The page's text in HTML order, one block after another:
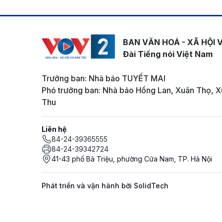
BAN VĂN HOÁ - XÃ HỘI
Đài Tiếng nói Việt Nam
Trưởng ban: Nhà báo TUYẾT MAI
Phó trưởng ban: Nhà báo Hồng Lan, Xuân Thọ,
Thu
Liên hệ
84-24-39365555
84-24-39342724
41-43 phố Bà Triệu, phường Cửa Nam, TP. Hà Nội
Phát triển và vận hành bởi SolidTech